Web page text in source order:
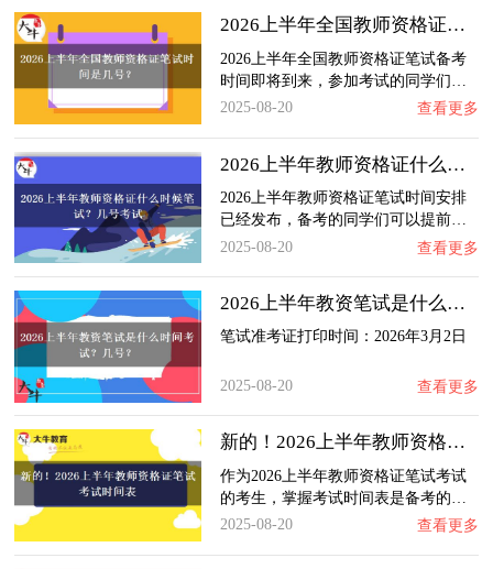
2026上半年全国教师资格证笔试时间是几号？
2026上半年全国教师资格证笔试备考
时间即将到来，参加考试的同学们…
2025-08-20
查看更多
2026上半年教师资格证什么时候笔试？几号考试…
2026上半年教师资格证笔试时间安排
已经发布，备考的同学们可以提前…
2025-08-20
查看更多
2026上半年教资笔试是什么时间考试？几号？
笔试准考证打印时间：2026年3月2日
2025-08-20 查看更多
新的！2026上半年教师资格证笔试考试时间表
作为2026上半年教师资格证笔试考试
的考生，掌握考试时间表是备考的…
2025-08-20
查看更多